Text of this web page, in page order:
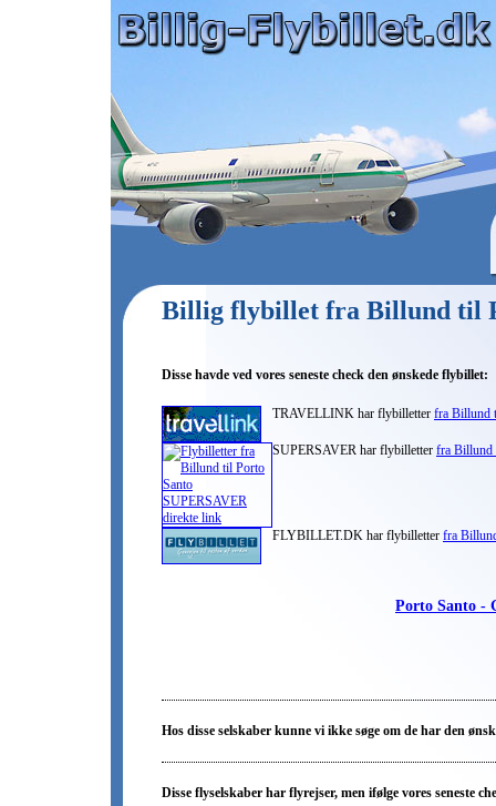
Billig flybillet fra Billund til
Disse havde ved vores seneste check den ønskede flybillet:
TRAVELLINK har flybilletter fra Billund
SUPERSAVER har flybilletter fra Billund
FLYBILLET.DK har flybilletter fra
Porto Santo -
Hos disse selskaber kunne vi ikke søge om de har den
Disse flyselskaber har flyrejser, men ifølge vores seneste